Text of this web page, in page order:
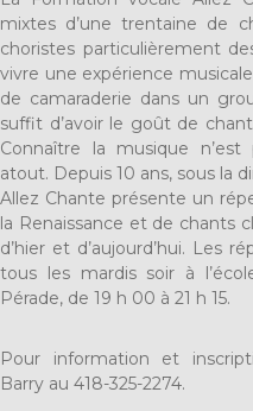
mixtes d’une trentaine de
choristes particulièrement
vivre une expérience
de camaraderie dans un
suffit d’avoir le goût de
Connaître la musique
atout. Depuis 10 ans, sous la
Allez Chante présente un
la Renaissance et de chants
d’hier et d’aujourd’hui. Les
tous les mardis soir à
Pérade, de 19 h 00 à 21 h 15.
Pour information et
Barry au 418-325-2274.